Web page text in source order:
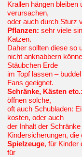
Krallen hängen
verursachen,
oder auch durch Sturz
Pflanzen: sehr viele
Katzen.
Daher sollten diese so
nicht anknabbern
Stäubchen Erde
im Topf lassen –
Fans geeignet.
Schränke, Kästen etc.:
öffnen solche,
oft auch Schubladen:
kosten, oder auch
der Inhalt der
Kindersicherungen,
Spielzeuge, für Kinder
für